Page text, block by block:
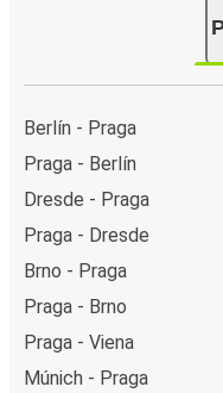
Berlín - Praga
Praga - Berlín
Dresde - Praga
Praga - Dresde
Brno - Praga
Praga - Brno
Praga - Viena
Múnich - Praga